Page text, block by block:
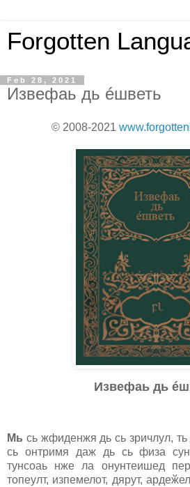
Forgotten
Feb 28, 2021
Извефаь дь éшветь
© 2008-2021
Извефаь дь
Мь сь жфиденжя дь сь зричлул,
сь онтримя даж дь сь физа
тунcоаь нже ла онунтеишед
топеулт, изпемелот, дярут,